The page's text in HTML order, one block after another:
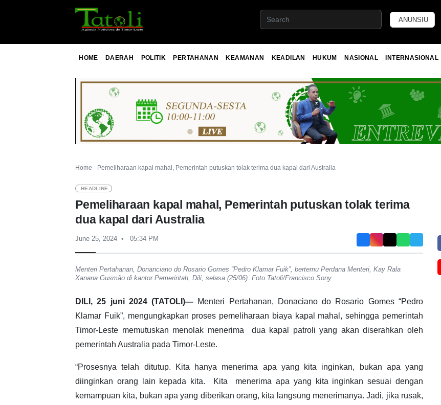
ANUNSIU
HOME DAERAH POLITIK PERTAHANAN KEAMANAN KEADILAN HUKUM NASIONAL INTERNASIONAL
Home Pemeliharaan kapal mahal, Pemerintah putuskan tolak terima dua kapal dari Australia
HEADLINE
Pemeliharaan kapal mahal, Pemerintah putuskan tolak terima
dua kapal dari Australia
June 25, 2024 05:34 PM
Menteri Pertahanan, Donanciano do Rosario Gomes “Pedro Klamar Fuik”, bertemu Perdana Menteri, Kay Rala
Xanana Gusmão di kantor Pemerintah, Dili, selasa (25/06). Foto Tatoli/Francisco Sony
DILI, 25 juni 2024 (TATOLI)— Menteri Pertahanan, Donaciano do Rosario Gomes “Pedro
Klamar Fuik”, mengungkapkan proses pemeliharaan biaya kapal mahal, sehingga pemerintah
Timor-Leste memutuskan menolak menerima dua kapal patroli yang akan diserahkan oleh
pemerintah Australia pada Timor-Leste.
“Prosesnya telah ditutup. Kita hanya menerima apa yang kita inginkan, bukan apa yang
diinginkan orang lain kepada kita. Kita menerima apa yang kita inginkan sesuai dengan
kemampuan kita, bukan apa yang diberikan orang, kita langsung menerimanya. Jadi, jika rusak,